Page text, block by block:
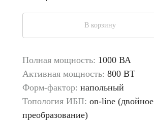
В корзину
Полная мощность: 1000 ВА
Активная мощность: 800 ВТ
Форм-фактор: напольный
Топология ИБП: on-line (двойное
преобразование)